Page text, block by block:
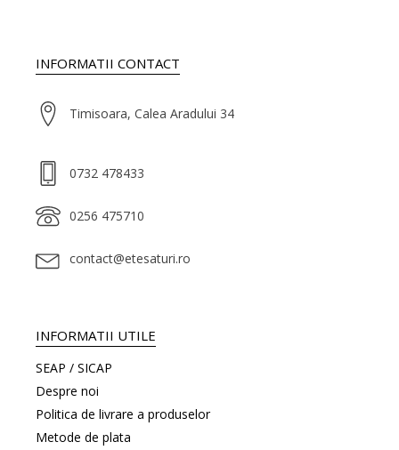
INFORMATII CONTACT
Timisoara, Calea Aradului 34
0732 478433
0256 475710
contact@etesaturi.ro
INFORMATII UTILE
SEAP / SICAP
Despre noi
Politica de livrare a produselor
Metode de plata